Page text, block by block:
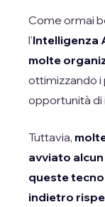
Come ormai
l'Intelligenza
molte
ottimizzando
opportunità di
Tuttavia,
avviato
queste
indietro